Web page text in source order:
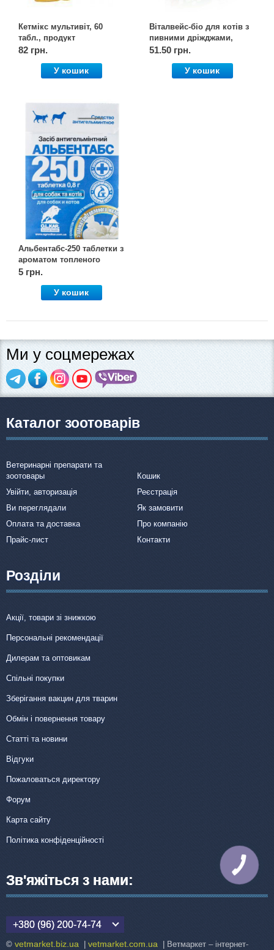
Кетмікс мультивіт, 60
табл., продукт
82 грн.
У кошик
Віталвейс-біо для котів з
пивними дріжджами,
банку 100 табл., OLKAR.
51.50 грн.
У кошик
Альбентабс-250 таблетки з
ароматом топленого
молока №1, OLKAR.
5 грн.
У кошик
Ми у соцмережах
Каталог зоотоварів
Ветеринарні препарати та
зоотовары
Кошик
Увійти, авторизація
Реєстрація
Ви переглядали
Як замовити
Оплата та доставка
Про компанію
Прайс-лист
Контакти
Розділи
Акції, товари зі знижкою
Персональні рекомендації
Дилерам та оптовикам
Спільні покупки
Зберігання вакцин для тварин
Обмін і повернення товару
Статті та новини
Відгуки
Пожаловаться директору
Форум
Карта сайту
Політика конфіденційності
Зв'яжіться з нами:
+380 (96) 200-74-74
© vetmarket.biz.ua vetmarket.com.ua | Ветмаркет – інтернет-
КНОПКА
ЗВ'ЯЗКУ